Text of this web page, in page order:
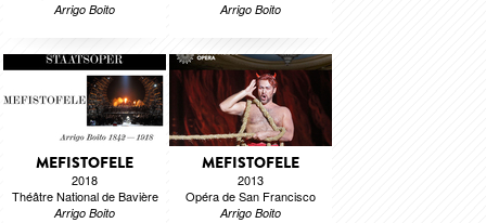
Arrigo Boito Arrigo Boito
MEFISTOFELE
2018
Théâtre National de Bavière
Arrigo Boito
MEFISTOFELE
2013
Opéra de San Francisco
Arrigo Boito